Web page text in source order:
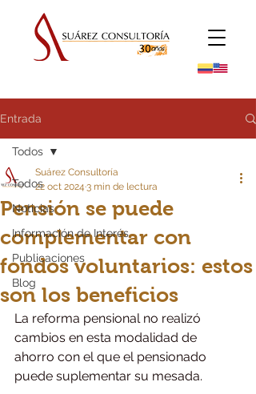
Entrada
Todos
Noticias
Información de Interés
Publicaciones
Blog
Todos
Pensión se puede
complementar con
fondos voluntarios: estos
son los beneficios
Suárez Consultoría
22 oct 2024 3 min de lectura
La reforma pensional no realizó
cambios en esta modalidad de
ahorro con el que el pensionado
puede suplementar su mesada.